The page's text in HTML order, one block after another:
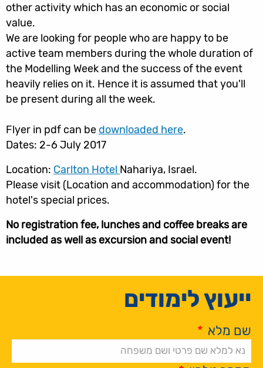
other activity which has an economic or social
value.
We are looking for people who are happy to be
active team members during the whole duration of
the Modelling Week and the success of the event
heavily relies on it. Hence it is assumed that you'll
be present during all the week.
Flyer in pdf can be downloaded here.
Dates: 2-6 July 2017
Location: Carlton Hotel Nahariya, Israel.
Please visit (Location and accommodation) for the
hotel's special prices.
No registration fee, lunches and coffee breaks are
included as well as excursion and social event!
ייעוץ לימודים
שם מלא *